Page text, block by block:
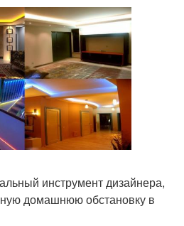
инструмент дизайнера,
домашнюю обстановку в